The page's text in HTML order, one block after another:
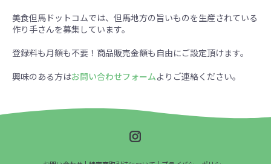
美食但馬ドットコムでは、但馬地方の旨いものを生産されている
作り手さんを募集しています。
登録料も月額も不要！商品販売金額も自由にご設定頂けます。
興味のある方はお問い合わせフォームよりご連絡ください。